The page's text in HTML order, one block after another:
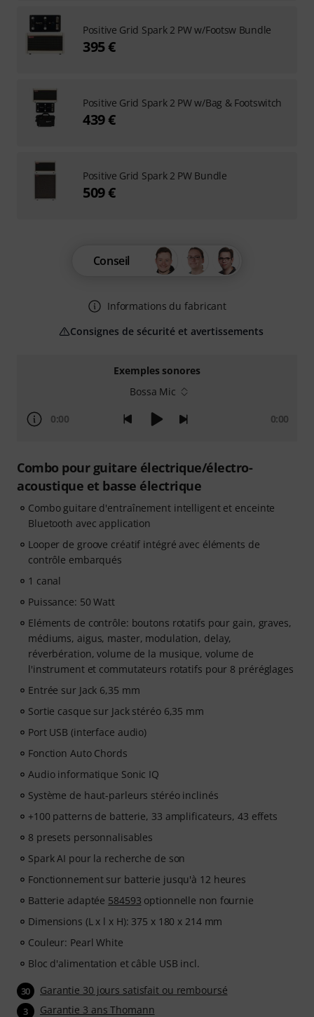
Exemples sonores
Bossa Mic
0:00 0:00
Combo pour guitare électrique/électro-
acoustique et basse électrique
Combo guitare d'entraînement intelligent et enceinte
Bluetooth avec application
Looper de groove créatif intégré avec éléments de
contrôle embarqués
1 canal
Puissance: 50 Watt
Eléments de contrôle: boutons rotatifs pour gain, graves,
médiums, aigus, master, modulation, delay,
réverbération, volume de la musique, volume de
l'instrument et commutateurs rotatifs pour 8 préréglages
Entrée sur Jack 6,35 mm
Sortie casque sur Jack stéréo 6,35 mm
Port USB (interface audio)
Fonction Auto Chords
Audio informatique Sonic IQ
Système de haut-parleurs stéréo inclinés
+100 patterns de batterie, 33 amplificateurs, 43 effets
8 presets personnalisables
Spark AI pour la recherche de son
Fonctionnement sur batterie jusqu'à 12 heures
Batterie adaptée 584593 optionnelle non fournie
Dimensions (L x l x H): 375 x 180 x 214 mm
Couleur: Pearl White
Bloc d'alimentation et câble USB incl.
30 Garantie 30 jours satisfait ou remboursé
3 Garantie 3 ans Thomann
Conseil
Informations du fabricant
Consignes de sécurité et avertissements
Positive Grid Spark 2 PW w/Footsw Bundle
395 €
Positive Grid Spark 2 PW w/Bag & Footswitch
439 €
Positive Grid Spark 2 PW Bundle
509 €